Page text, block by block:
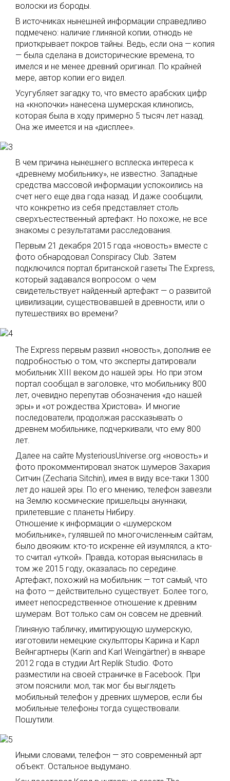
волоски из бороды.
В источниках нынешней информации справедливо
подмечено: наличие глиняной копии, отнюдь не
приоткрывает покров тайны. Ведь, если она — копия
— была сделана в доисторические времена, то
имелся и не менее древний оригинал. По крайней
мере, автор копии его видел.
Усугубляет загадку то, что вместо арабских цифр
на «кнопочки» нанесена шумерская клинопись,
которая была в ходу примерно 5 тысяч лет назад.
Она же имеется и на «дисплее».
В чем причина нынешнего всплеска интереса к
«древнему мобильнику», не известно. Западные
средства массовой информации успокоились на
счет него еще два года назад. И даже сообщили,
что конкретно из себя представляет столь
сверхъестественный артефакт. Но похоже, не все
знакомы с результатами расследования.
Первым 21 декабря 2015 года «новость» вместе с
фото обнародовал Conspiracy Club. Затем
подключился портал британской газеты The Express,
который задавался вопросом: о чем
свидетельствует найденный артефакт — о развитой
цивилизации, существовавшей в древности, или о
путешествиях во времени?
The Express первым развил «новость», дополнив ее
подробностью о том, что эксперты датировали
мобильник XIII веком до нашей эры. Но при этом
портал сообщал в заголовке, что мобильнику 800
лет, очевидно перепутав обозначения «до нашей
эры» и «от рождества Христова». И многие
последователи, продолжая рассказывать о
древнем мобильнике, подчеркивали, что ему 800
лет.
Далее на сайте MysteriousUniverse.org «новость» и
фото прокомментировал знаток шумеров Захария
Ситчин (Zecharia Sitchin), имея в виду все-таки 1300
лет до нашей эры. По его мнению, телефон завезли
на Землю космические пришельцы ануннаки,
прилетевшие с планеты Нибиру.
Отношение к информации о «шумерском
мобильнике», гулявшей по многочисленным сайтам,
было двояким: кто-то искренне ей изумлялся, а кто-
то считал «уткой». Правда, которая выяснилась в
том же 2015 году, оказалась по середине.
Артефакт, похожий на мобильник — тот самый, что
на фото — действительно существует. Более того,
имеет непосредственное отношение к древним
шумерам. Вот только сам он совсем не древний.
Глиняную табличку, имитирующую шумерскую,
изготовили немецкие скульпторы Карина и Карл
Вейнгартнеры (Karin and Karl Weingärtner) в январе
2012 года в студии Art Replik Studio. Фото
разместили на своей страничке в Facebook. При
этом пояснили: мол, так мог бы выглядеть
мобильный телефон у древних шумеров, если бы
мобильные телефоны тогда существовали.
Пошутили.
Иными словами, телефон — это современный арт
объект. Остальное выдумано.